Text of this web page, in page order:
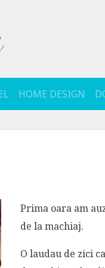
HOME DESIGN
Prima oara am
de la machiaj.
O laudau de zici